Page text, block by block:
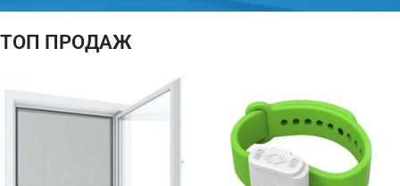
ПОДАРОК!
При покупке
3-х и более
ТОП ПРОДАЖ